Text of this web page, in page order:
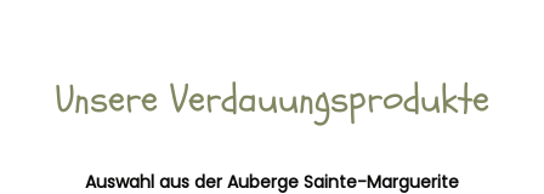
Unsere Verdauungsprodukte
Auswahl aus der Auberge Sainte-Marguerite